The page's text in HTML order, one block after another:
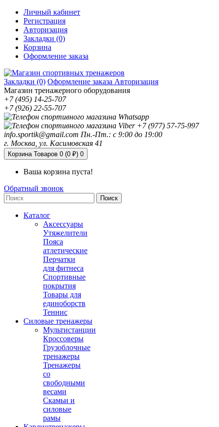
Личный кабинет
Регистрация
Авторизация
Закладки (0)
Корзина
Оформление заказа
Закладки (0) Оформление заказа Авторизация
Магазин тренажерного оборудования
+7 (495) 14-25-707
+7 (926) 22-55-707
+7 (977) 57-75-997
info.sportik@gmail.com Пн.-Пт.: с 9:00 до 19:00
г. Москва, ул. Касимовская 41
Корзина Товаров 0 (0 ₽) 0
Ваша корзина пуста!
Обратный звонок
Поиск
Каталог
Аксессуары
Утяжелители
Пояса
атлетические
Перчатки
для фитнеса
Спортивные
покрытия
Товары для
единоборств
Теннис
Силовые тренажеры
Мультистанции
Кроссоверы
Грузоблочные
тренажеры
Тренажеры
со
свободными
весами
Скамьи и
силовые
рамы